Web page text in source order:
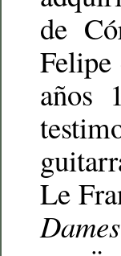
de
Felipe
años
Le
Dames